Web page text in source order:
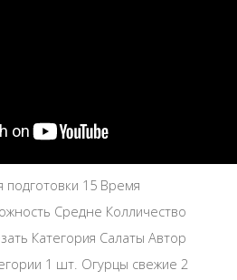
подготовки 15 Время
Средне Колличество
Категория Салаты Автор
1 шт. Огурцы свежие 2